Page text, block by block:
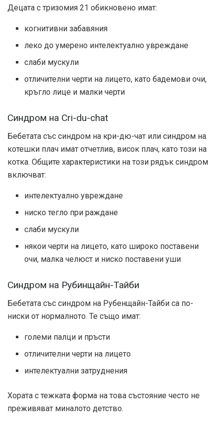
Децата с тризомия 21 обикновено имат:
когнитивни забавяния
леко до умерено интелектуално увреждане
слаби мускули
отличителни черти на лицето, като бадемови очи,
кръгло лице и малки черти
Синдром на Cri-du-chat
Бебетата със синдром на кри-дю-чат или синдром на
котешки плач имат отчетлив, висок плач, като този на
котка. Общите характеристики на този рядък синдром
включват:
интелектуално увреждане
ниско тегло при раждане
слаби мускули
някои черти на лицето, като широко поставени
очи, малка челюст и ниско поставени уши
Синдром на Рубинщайн-Тайби
Бебетата със синдром на Рубенщайн-Тайби са по-
ниски от нормалното. Те също имат:
големи палци и пръсти
отличителни черти на лицето
интелектуални затруднения
Хората с тежката форма на това състояние често не
преживяват миналото детство.